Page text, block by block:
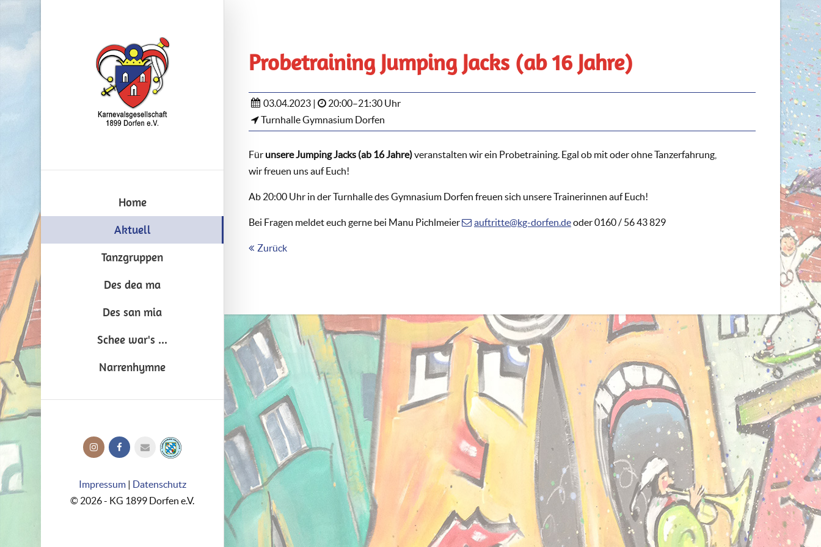
Home
Aktuell
Tanzgruppen
Des dea ma
Des san mia
Schee war's ...
Narrenhymne
Impressum| Datenschutz
© 2026 - KG 1899 Dorfen e.V.
Probetraining Jumping Jacks (ab 16 Jahre)
03.04.2023 |
20:00–21:30 Uhr
Turnhalle Gymnasium Dorfen
Für unsere Jumping Jacks (ab 16 Jahre)veranstalten wir ein Probetraining. Egal ob mit oder ohne Tanzerfahrung,
wir freuen uns auf Euch!
Ab 20:00 Uhr in der Turnhalle des Gymnasium Dorfen freuen sich unsere Trainerinnen auf Euch!
Bei Fragen meldet euch gerne bei Manu Pichlmeier auftritte@kg-dorfen.deoder 0160 / 56 43 829
Zurück